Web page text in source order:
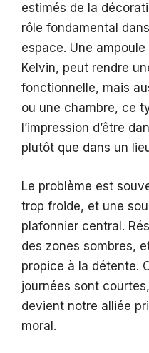
estimés de la
rôle fondamental
espace. Une
Kelvin, peut rendre
fonctionnelle, mais
ou une chambre, ce
l’impression d’être
plutôt que dans un
Le problème est
trop froide, et une
plafonnier central.
des zones sombres,
propice à la détente.
journées sont
devient notre alliée
moral.